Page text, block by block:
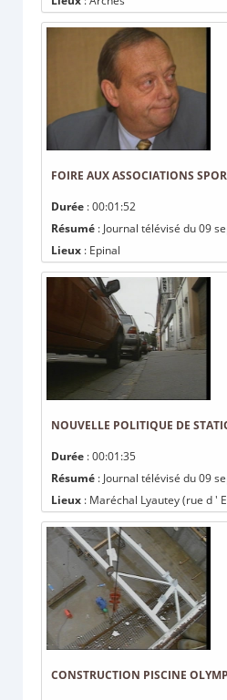
FOIRE AUX ASSOCIATIONS
Durée : 00:01:52
Résumé : Journal télévisé du 09
Lieux : Epinal
NOUVELLE POLITIQUE DE
Durée : 00:01:35
Résumé : Journal télévisé du 09
Lieux : Maréchal Lyautey (rue d '
CONSTRUCTION PISCINE